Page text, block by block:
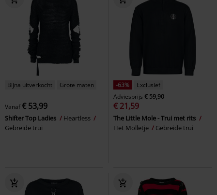
Bijna uitverkocht Grote maten
Vanaf€ 53,99
Shifter Top Ladies
Heartless
Gebreide trui
-63%
Exclusief
Adviesprijs € 59,90
€ 21,59
The Little Mole - Trui met rits
Het Molletje
Gebreide trui